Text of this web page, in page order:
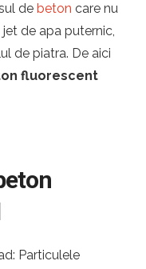
de beton care nu
de apa puternic,
de piatra. De aici
fluorescent
Particulele